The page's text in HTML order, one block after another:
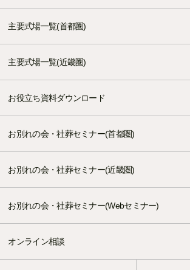
主要式場一覧(首都圏)
主要式場一覧(近畿圏)
お役立ち資料ダウンロード
お別れの会・社葬セミナー(首都圏)
お別れの会・社葬セミナー(近畿圏)
お別れの会・社葬セミナー(Webセミナー)
オンライン相談